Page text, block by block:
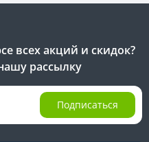
всех акций и скидок?
рассылку
Подписаться